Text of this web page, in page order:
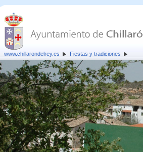
www.chillarondelrey.es Fiestas y tradiciones